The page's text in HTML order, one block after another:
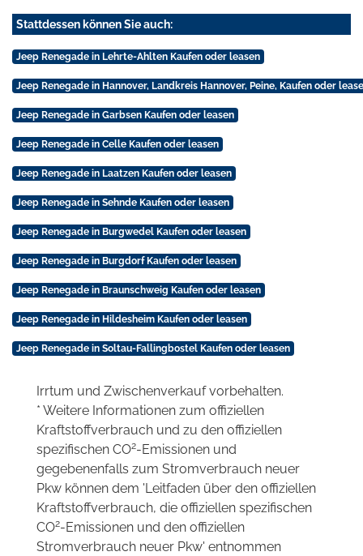
Stattdessen können Sie auch:
Jeep Renegade in Lehrte-Ahlten Kaufen oder leasen
Jeep Renegade in Hannover, Landkreis Hannover, Peine, Kaufen oder
Jeep Renegade in Garbsen Kaufen oder leasen
Jeep Renegade in Celle Kaufen oder leasen
Jeep Renegade in Laatzen Kaufen oder leasen
Jeep Renegade in Sehnde Kaufen oder leasen
Jeep Renegade in Burgwedel Kaufen oder leasen
Jeep Renegade in Burgdorf Kaufen oder leasen
Jeep Renegade in Braunschweig Kaufen oder leasen
Jeep Renegade in Hildesheim Kaufen oder leasen
Jeep Renegade in Soltau-Fallingbostel Kaufen oder leasen
Irrtum und Zwischenverkauf vorbehalten.
* Weitere Informationen zum offiziellen
Kraftstoffverbrauch und zu den offiziellen
spezifischen CO2-Emissionen und
gegebenenfalls zum Stromverbrauch neuer
Pkw können dem 'Leitfaden über den offiziellen
Kraftstoffverbrauch, die offiziellen spezifischen
CO2-Emissionen und den offiziellen
Stromverbrauch neuer Pkw' entnommen